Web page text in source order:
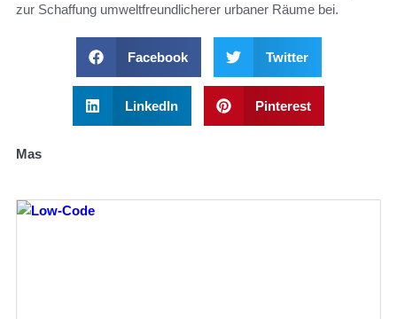
zur Schaffung umweltfreundlicherer urbaner Räume bei.
Facebook Twitter
LinkedIn Pinterest
Mas